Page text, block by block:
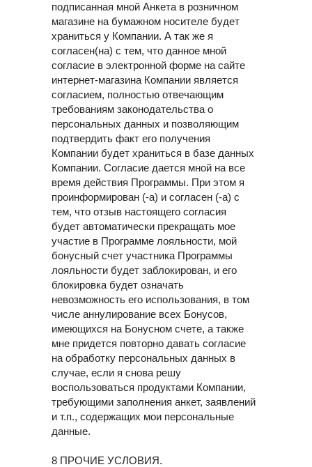
подписанная мной Анкета в розничном
магазине на бумажном носителе будет
храниться у Компании. А так же я
согласен(на) с тем, что данное мной
согласие в электронной форме на сайте
интернет-магазина Компании является
согласием, полностью отвечающим
требованиям законодательства о
персональных данных и позволяющим
подтвердить факт его получения
Компании будет храниться в базе данных
Компании. Согласие дается мной на все
время действия Программы. При этом я
проинформирован (-а) и согласен (-а) с
тем, что отзыв настоящего согласия
будет автоматически прекращать мое
участие в Программе лояльности, мой
бонусный счет участника Программы
лояльности будет заблокирован, и его
блокировка будет означать
невозможность его использования, в том
числе аннулирование всех Бонусов,
имеющихся на Бонусном счете, а также
мне придется повторно давать согласие
на обработку персональных данных в
случае, если я снова решу
воспользоваться продуктами Компании,
требующими заполнения анкет, заявлений
и т.п., содержащих мои персональные
данные.
8 ПРОЧИЕ УСЛОВИЯ.